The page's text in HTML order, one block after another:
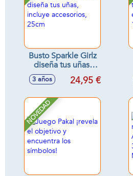
Busto Sparkle Girlz
diseña tus uñas,
incluye accesorios,
25cm
3 años 24,95 €
NOVEDAD